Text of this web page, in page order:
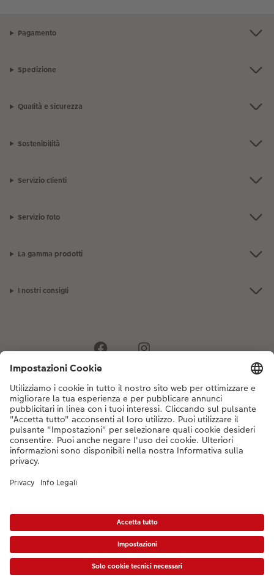
Pagamento
Spedizione
Qualità e sicurezza
Sostenibilità
Servizio clienti
Servizio foto
La gamma prodotti
I nostri consigli
Se hai domande sui prodotti o sull'ordine, non esitare a contattarci dal
lunedì alla domenica dalle 9:00 alle 20:00 (esclusi i giorni festivi) al
numero di telefono044 499 10 35 dal lunedì alla domenica, dalle 9:00 alle
20:00 (festività escluse)
DE|FR|IT
Termini e condizioni| Privacy